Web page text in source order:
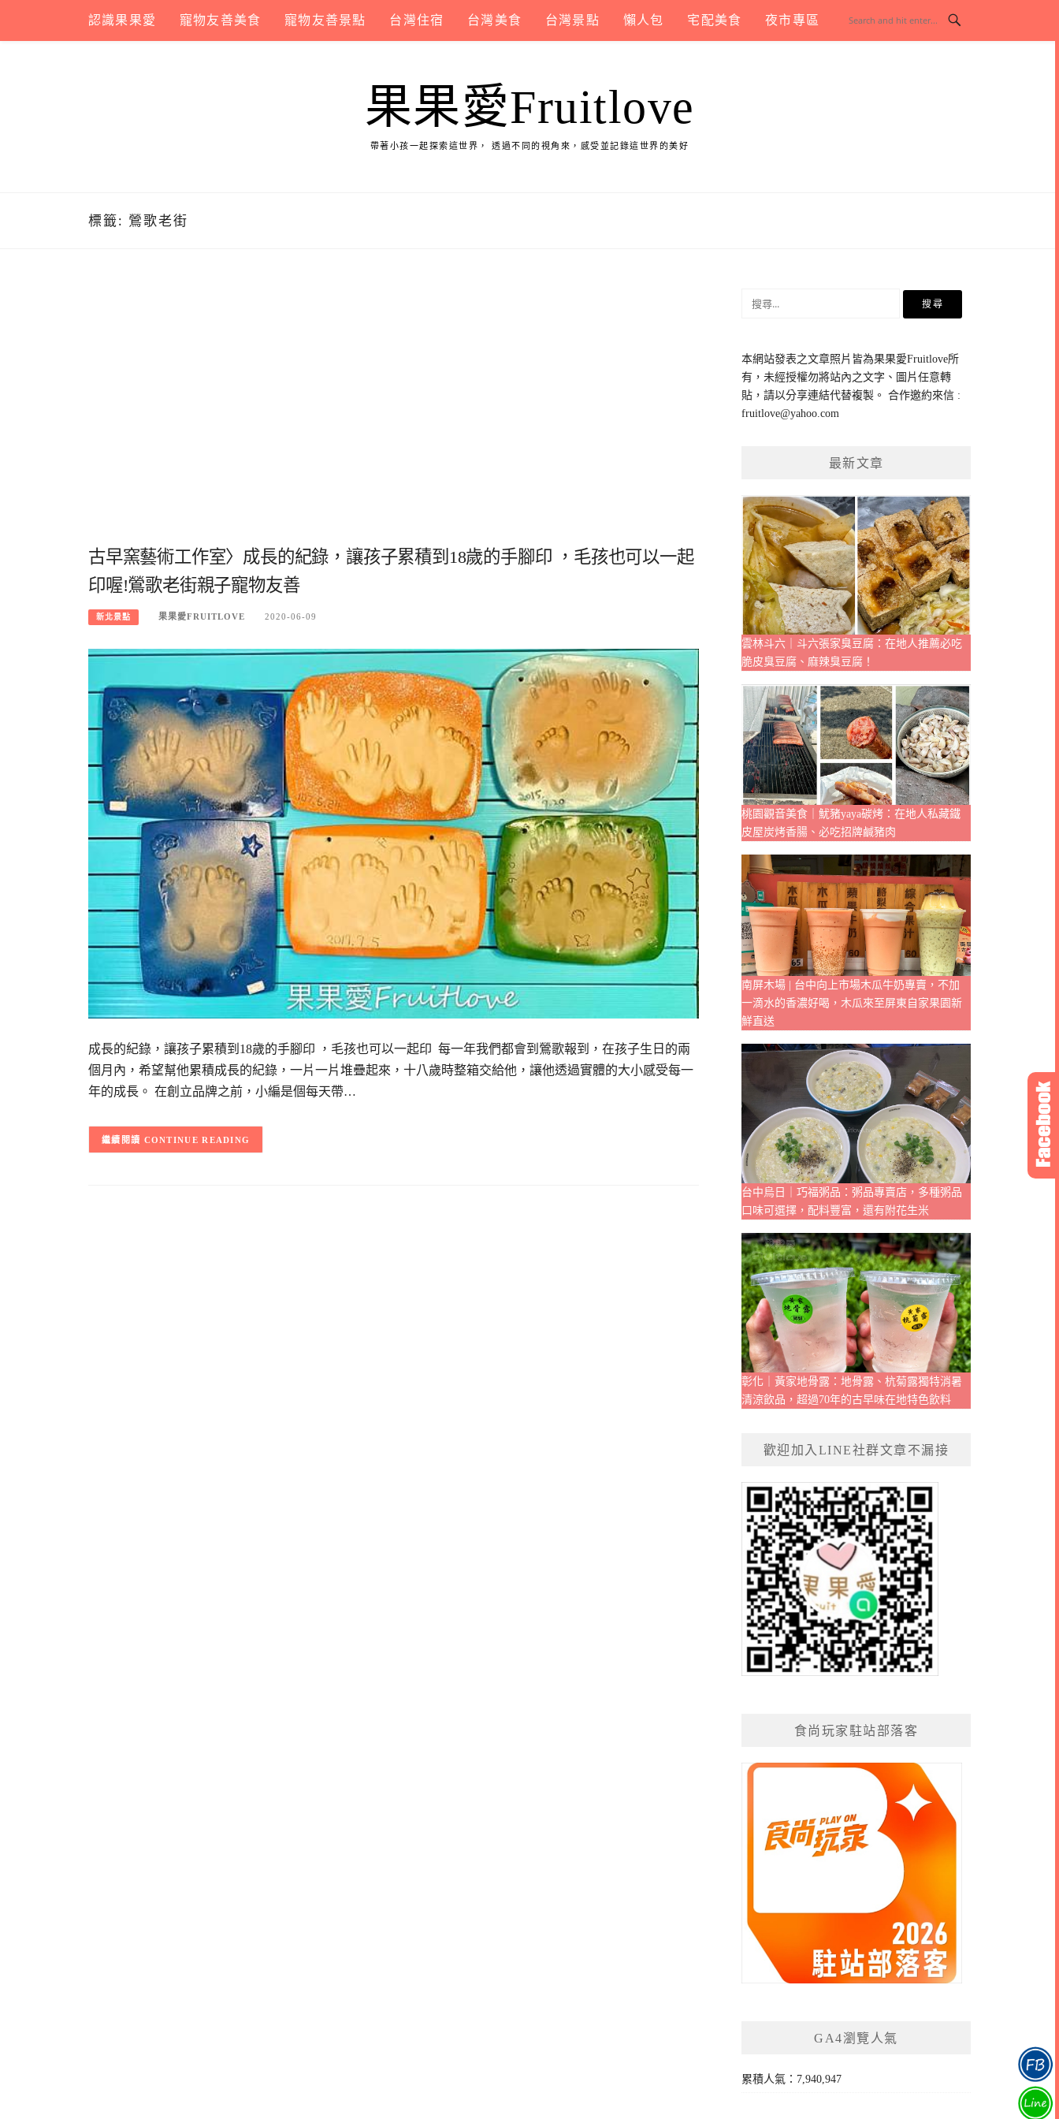
content
認識果果愛 寵物友善美食 寵物友善景點 台灣住宿 台灣美食 台灣景點 懶人包 宅配美食 夜市專區
果果愛Fruitlove
帶著小孩一起探索這世界， 透過不同的視角來，感受並記錄這世界的美好
標籤: 鶯歌老街
古早窯藝術工作室〉成長的紀錄，讓孩子累積到18歲的手腳印 ，毛孩也可以一起
印喔!鶯歌老街親子寵物友善
新北景點 果果愛FRUITLOVE 2020-06-09
成長的紀錄，讓孩子累積到18歲的手腳印 ，毛孩也可以一起印 每一年我們都會到鶯歌報到，在孩子生日的兩
個月內，希望幫他累積成長的紀錄，一片一片堆疊起來，十八歲時整箱交給他，讓他透過實體的大小感受每一
年的成長。 在創立品牌之前，小編是個每天帶…
CONTINUE READING
鍵
字:
本網站發表之文章照片皆為果果愛Fruitlove所
有，未經授權勿將站內之文字、圖片任意轉
貼，請以分享連結代替複製。 合作邀約來信 :
fruitlove@yahoo.com
最新文章
雲林斗六｜斗六張家臭豆腐：在地人推薦必吃
脆皮臭豆腐、麻辣臭豆腐！
桃園觀音美食｜魷豬yaya碳烤：在地人私藏鐵
皮屋炭烤香腸、必吃招牌鹹豬肉
南屏木場 | 台中向上市場木瓜牛奶專賣，不加
一滴水的香濃好喝，木瓜來至屏東自家果園新
鮮直送
台中烏日｜巧福粥品：粥品專賣店，多種粥品
口味可選擇，配料豐富，還有附花生米
彰化｜黃家地骨露：地骨露、杭菊露獨特消暑
清涼飲品，超過70年的古早味在地特色飲料
歡迎加入LINE社群文章不漏接
食尚玩家駐站部落客
GA4瀏覽人氣
累積人氣：7,940,947